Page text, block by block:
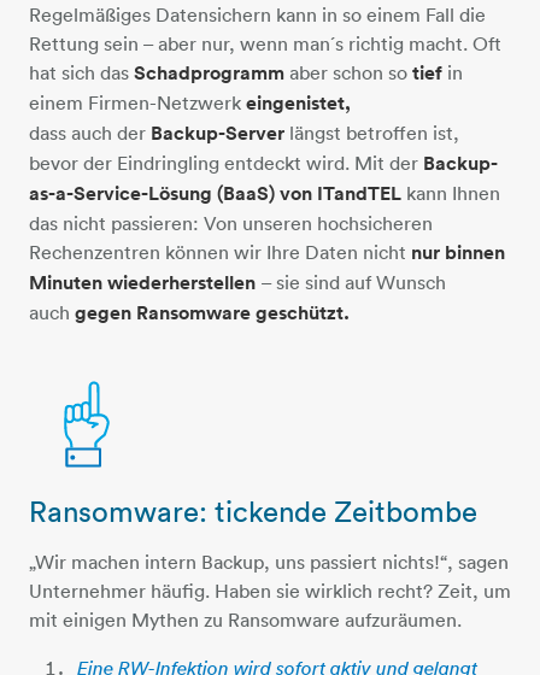
Regelmäßiges Datensichern kann in so einem Fall die
Rettung sein – aber nur, wenn man´s richtig macht. Oft
hat sich das Schadprogramm aber schon so tief in
einem Firmen-Netzwerk eingenistet,
dass auch der Backup-Server längst betroffen ist,
bevor der Eindringling entdeckt wird. Mit der Backup-
as-a-Service-Lösung (BaaS) von ITandTEL kann Ihnen
das nicht passieren: Von unseren hochsicheren
Rechenzentren können wir Ihre Daten nicht nur binnen
Minuten wiederherstellen – sie sind auf Wunsch
auch gegen Ransomware geschützt.
1-hand
Ransomware: tickende Zeitbombe
„Wir machen intern Backup, uns passiert nichts!“, sagen
Unternehmer häufig. Haben sie wirklich recht? Zeit, um
mit einigen Mythen zu Ransomware aufzuräumen.
Eine RW-Infektion wird sofort aktiv und gelangt